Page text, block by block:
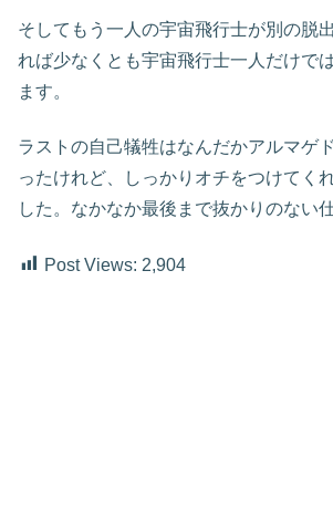
そしてもう一人の宇宙飛行士が別の脱
れば少なくとも宇宙飛行士一人だけで
ます。
ラストの自己犠牲はなんだかアルマゲ
ったけれど、しっかりオチをつけてく
した。なかなか最後まで抜かりのない
Post Views: 2,904